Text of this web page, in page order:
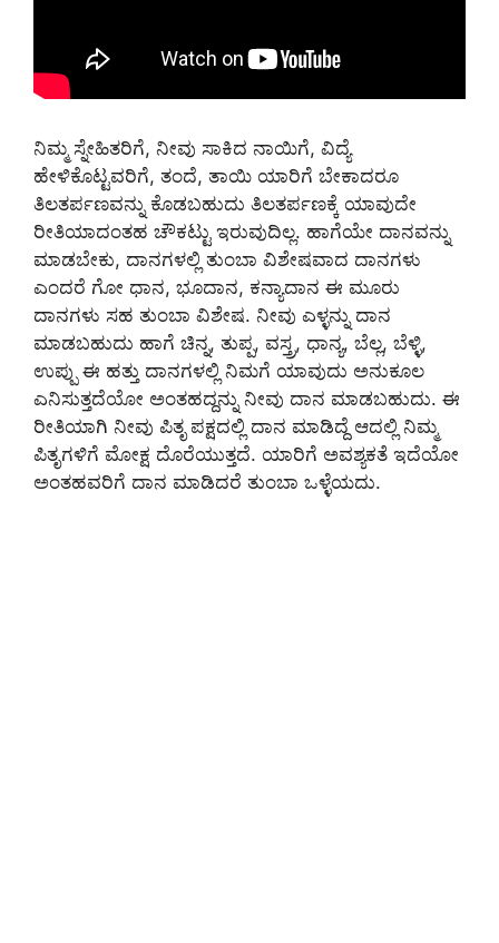
ನಿಮ್ಮ ಸ್ನೇಹಿತರಿಗೆ, ನೀವು ಸಾಕಿದ ನಾಯಿಗೆ, ವಿದ್ಯೆ
ಹೇಳಿಕೊಟ್ಟವರಿಗೆ, ತಂದೆ, ತಾಯಿ ಯಾರಿಗೆ ಬೇಕಾದರೂ
ತಿಲತರ್ಪಣವನ್ನು ಕೊಡಬಹುದು ತಿಲತರ್ಪಣಕ್ಕೆ ಯಾವುದೇ
ರೀತಿಯಾದಂತಹ ಚೌಕಟ್ಟು ಇರುವುದಿಲ್ಲ. ಹಾಗೆಯೇ ದಾನವನ್ನು
ಮಾಡಬೇಕು, ದಾನಗಳಲ್ಲಿ ತುಂಬಾ ವಿಶೇಷವಾದ ದಾನಗಳು
ಎಂದರೆ ಗೋ ಧಾನ, ಭೂದಾನ, ಕನ್ಯಾದಾನ ಈ ಮೂರು
ದಾನಗಳು ಸಹ ತುಂಬಾ ವಿಶೇಷ. ನೀವು ಎಳ್ಳನ್ನು ದಾನ
ಮಾಡಬಹುದು ಹಾಗೆ ಚಿನ್ನ, ತುಪ್ಪ, ವಸ್ತ್ರ, ಧಾನ್ಯ, ಬೆಲ್ಲ, ಬೆಳ್ಳಿ,
ಉಪ್ಪು ಈ ಹತ್ತು ದಾನಗಳಲ್ಲಿ ನಿಮಗೆ ಯಾವುದು ಅನುಕೂಲ
ಎನಿಸುತ್ತದೆಯೋ ಅಂತಹದ್ದನ್ನು ನೀವು ದಾನ ಮಾಡಬಹುದು. ಈ
ರೀತಿಯಾಗಿ ನೀವು ಪಿತೃ ಪಕ್ಷದಲ್ಲಿ ದಾನ ಮಾಡಿದ್ದೆ ಆದಲ್ಲಿ ನಿಮ್ಮ
ಪಿತೃಗಳಿಗೆ ಮೋಕ್ಷ ದೊರೆಯುತ್ತದೆ. ಯಾರಿಗೆ ಅವಶ್ಯಕತೆ ಇದೆಯೋ
ಅಂತಹವರಿಗೆ ದಾನ ಮಾಡಿದರೆ ತುಂಬಾ ಒಳ್ಳೆಯದು.